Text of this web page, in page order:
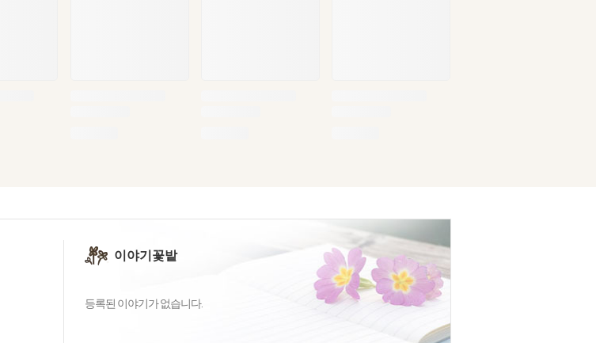
이야기꽃밭
등록된 이야기가 없습니다.